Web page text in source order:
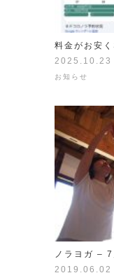
料金がお安く
2025.10.23
お知らせ
ノラヨガ –
2019.06.02